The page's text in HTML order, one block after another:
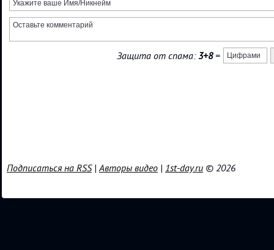
Защита от спама:3+8=
Подписаться на RSS|Авторы видео | 1st-day.ru © 2026